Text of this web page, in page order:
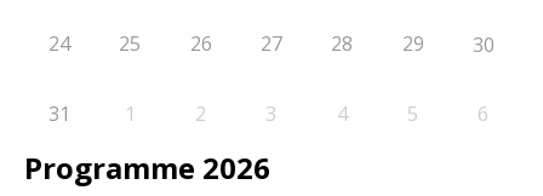
24 25 26 27 28 29 30
31 1 2 3 4 5 6
Programme 2026